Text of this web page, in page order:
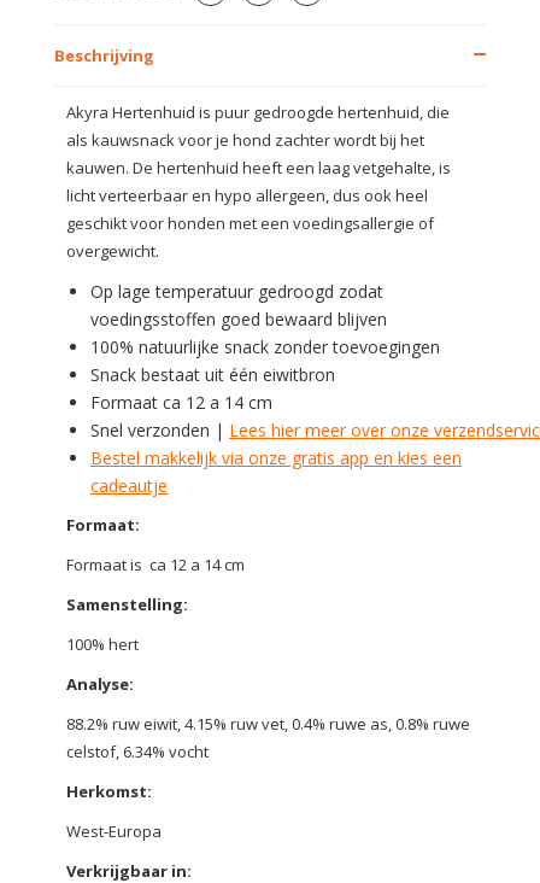
Beschrijving
Akyra Hertenhuid is puur gedroogde hertenhuid, die
als kauwsnack voor je hond zachter wordt bij het
kauwen. De hertenhuid heeft een laag vetgehalte, is
licht verteerbaar en hypo allergeen, dus ook heel
geschikt voor honden met een voedingsallergie of
overgewicht.
Op lage temperatuur gedroogd zodat
voedingsstoffen goed bewaard blijven
100% natuurlijke snack zonder toevoegingen
Snack bestaat uit één eiwitbron
Formaat ca 12 a 14 cm
Snel verzonden | Lees hier meer over onze
Bestel makkelijk via onze gratis app en kies een
cadeautje
Formaat:
Formaat is ca 12 a 14 cm
Samenstelling:
100% hert
Analyse:
88.2% ruw eiwit, 4.15% ruw vet, 0.4% ruwe as, 0.8% ruwe
celstof, 6.34% vocht
Herkomst:
West-Europa
Verkrijgbaar in: